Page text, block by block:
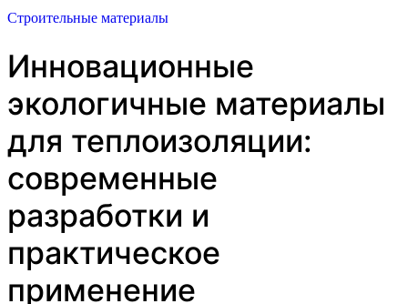
Строительные материалы
Инновационные
экологичные материалы
для теплоизоляции:
современные
разработки и
практическое
применение